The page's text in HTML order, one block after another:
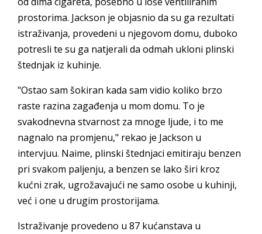
prostorima. Jackson je objasnio da su ga rezultati
istraživanja, provedeni u njegovom domu, duboko
potresli te su ga natjerali da odmah ukloni plinski
štednjak iz kuhinje.
"Ostao sam šokiran kada sam vidio koliko brzo
raste razina zagađenja u mom domu. To je
svakodnevna stvarnost za mnoge ljude, i to me
nagnalo na promjenu," rekao je Jackson u
intervjuu. Naime, plinski štednjaci emitiraju benzen
pri svakom paljenju, a benzen se lako širi kroz
kućni zrak, ugrožavajući ne samo osobe u kuhinji,
već i one u drugim prostorijama.
Istraživanje provedeno u 87 kućanstava u